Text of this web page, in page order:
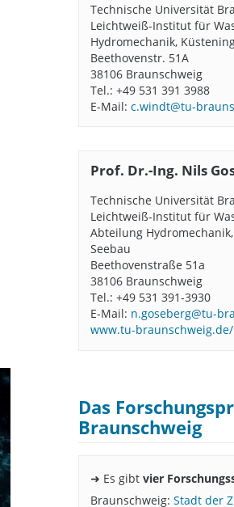
Technische Universität
Leichtweiß-Institut für
Hydromechanik,
Beethovenstr. 51A
38106 Braunschweig
Tel.: +49 531 391 3988
E-Mail:c.windt@tu-
Prof. Dr.-Ing. Nils
Technische Universität
Leichtweiß-Institut für
Abteilung
Seebau
Beethovenstraße 51a
38106 Braunschweig
Tel.: +49 531 391-3930
E-Mail: n.goseberg@tu-
www.tu-
Das
Braunschweig
➜ Es gibtvier
Braunschweig:Stadt der